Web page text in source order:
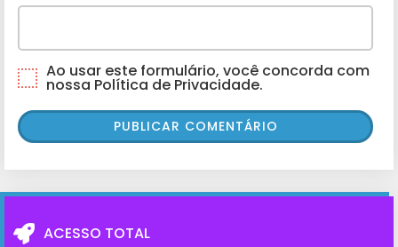
Ao usar este formulário, você concorda com
nossa Política de Privacidade.
ACESSO TOTAL